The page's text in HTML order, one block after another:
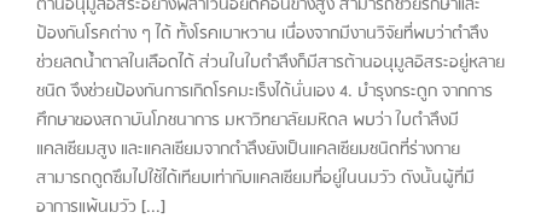
ป้องกันโรคต่าง ๆ ได้ ทั้งโรคเบาหวาน เนื่องจากมีงานวิจัยที่พบว่าตำลึง
ช่วยลดน้ำตาลในเลือดได้ ส่วนในใบตำลึงก็มีสารต้านอนุมูลอิสระอยู่หลาย
ชนิด จึงช่วยป้องกันการเกิดโรคมะเร็งได้นั่นเอง 4. บำรุงกระดูก จากการ
ศึกษาของสถาบันโภชนาการ มหาวิทยาลัยมหิดล พบว่า ใบตำลึงมี
แคลเซียมสูง และแคลเซียมจากตำลึงยังเป็นแคลเซียมชนิดที่ร่างกาย
สามารถดูดซึมไปใช้ได้เทียบเท่ากับแคลเซียมที่อยู่ในนมวัว ดังนั้นผู้ที่มี
อาการแพ้นมวัว [...]